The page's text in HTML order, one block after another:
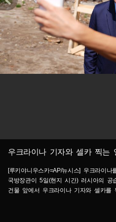
우크라이나 기자와 셀카 찍는
[루키야니우스카=AP/뉴시스] 우크라이
국방장관이 5일(현지 시간) 러시아의 공
건물 앞에서 우크라이나 기자와 셀카를